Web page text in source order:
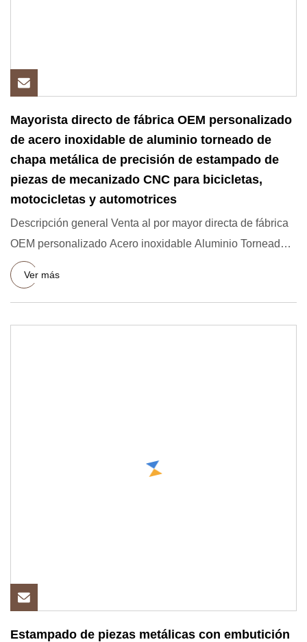
Mayorista directo de fábrica OEM personalizado
de acero inoxidable de aluminio torneado de
chapa metálica de precisión de estampado de
piezas de mecanizado CNC para bicicletas,
motocicletas y automotrices
Descripción general Venta al por mayor directa de fábrica
OEM personalizado Acero inoxidable Aluminio Torneado
de chapa
Ver más
Estampado de piezas metálicas con embutición